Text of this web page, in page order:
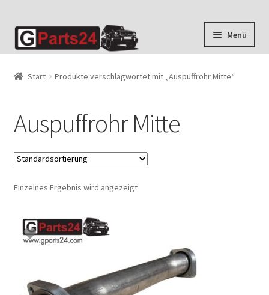
Zur
Navigation
Zum
Inhalt
Menü
Start Produkte verschlagwortet mit „Auspuffrohr Mitte“
Auspuffrohr Mitte
Einzelnes Ergebnis wird angezeigt